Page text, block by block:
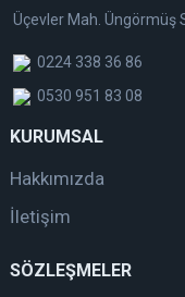
Üçevler Mah. Üngörmüş
0224 338 36 86
0530 951 83 08
KURUMSAL
Hakkımızda
İletişim
SÖZLEŞMELER